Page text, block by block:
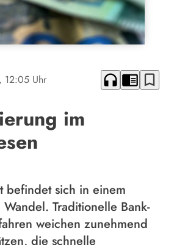
, 12:05 Uhr headphones chrome_reader_mode bookmark_border
im
befindet sich in einem
Traditionelle Bank-
weichen zunehmend
die schnelle